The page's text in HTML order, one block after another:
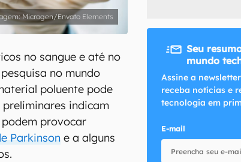
Microgen/Envato Elements
no sangue e até no
no mundo
poluente pode
indicam
provocar
Parkinson e a alguns
Seu
mundo
Assine a
receba notícias e
tecnologia em
E-mail